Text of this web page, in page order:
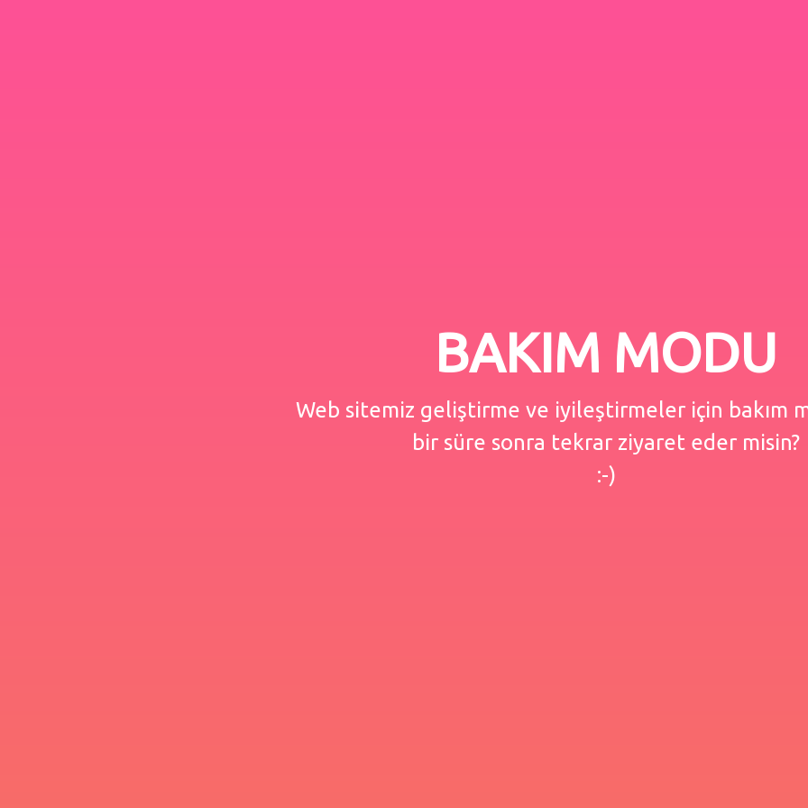
BAKIM MODU
Web sitemiz geliştirme ve iyileştirmeler için bakım
bir süre sonra tekrar ziyaret eder misin?
:-)